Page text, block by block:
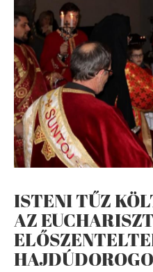
ISTENI TŰZ
AZ